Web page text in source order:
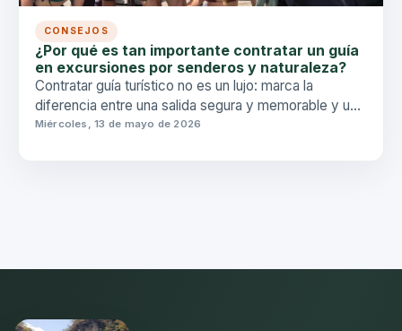
CONSEJOS
¿Por qué es tan importante contratar un guía
en excursiones por senderos y naturaleza?
Contratar guía turístico no es un lujo: marca la
diferencia entre una salida segura y memorable y una
aventura que puede terminar mal. Entienda por qué un
Miércoles, 13 de mayo de 2026